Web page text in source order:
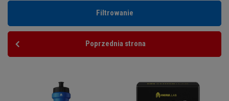
Filtrowanie
Poprzednia strona